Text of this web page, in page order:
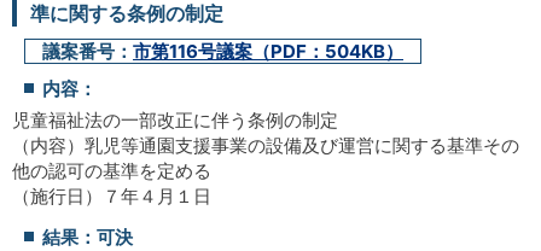
準に関する条例の制定
議案番号： 市第116号議案（PDF：504KB）
内容：
児童福祉法の一部改正に伴う条例の制定
（内容）乳児等通園支援事業の設備及び運営に関する基準その
他の認可の基準を定める
（施行日）７年４月１日
結果：可決